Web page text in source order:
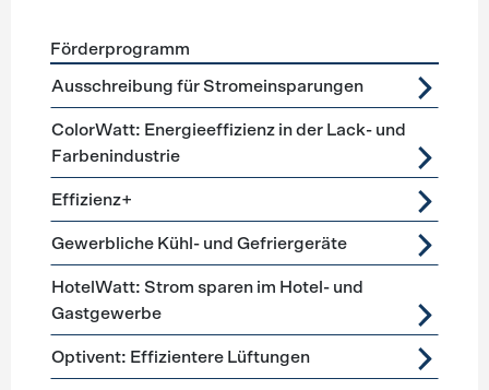
Förderprogramme Lüftung, Kälte, Klima
Förderprogramm
Ausschreibung für Stromeinsparungen
ColorWatt: Energieeffizienz in der Lack- und
Farbenindustrie
Effizienz+
Gewerbliche Kühl- und Gefriergeräte
HotelWatt: Strom sparen im Hotel- und
Gastgewerbe
Optivent: Effizientere Lüftungen